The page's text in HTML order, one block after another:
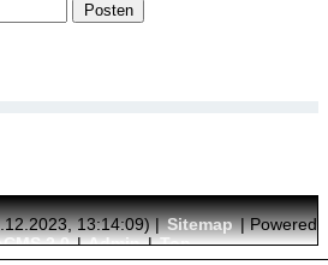
13:14:09) |Sitemap| Powered
2.0|Admin|Top